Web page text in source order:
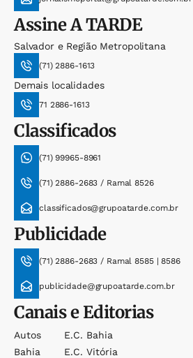
AssineA TARDE
Salvador e Região Metropolitana
(71) 2886-1613
Demais localidades
71 2886-1613
Classificados
(71) 99965-8961
(71) 2886-2683 / Ramal 8526
classificados@grupoatarde.com.br
Publicidade
(71) 2886-2683 / Ramal 8585 | 8586
publicidade@grupoatarde.com.br
Canais e Editorias
Autos
Bahia
E.c. Bahia
E.c. Vitória